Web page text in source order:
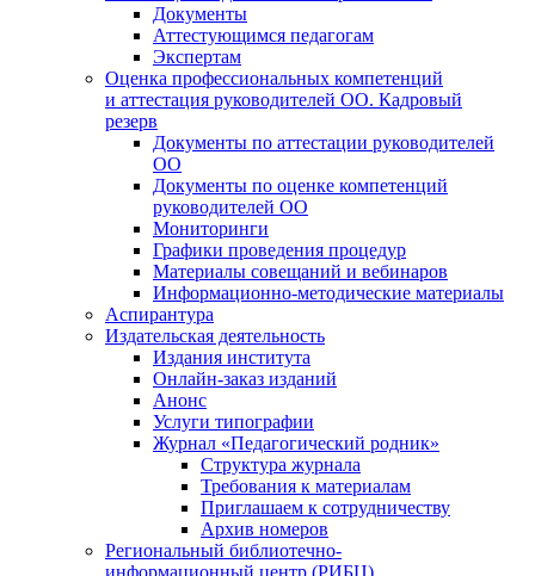
Документы
Аттестующимся педагогам
Экспертам
Оценка профессиональных компетенций
и аттестация руководителей ОО. Кадровый
резерв
Документы по аттестации руководителей
ОО
Документы по оценке компетенций
руководителей ОО
Мониторинги
Графики проведения процедур
Материалы совещаний и вебинаров
Информационно-методические материалы
Аспирантура
Издательская деятельность
Издания института
Онлайн-заказ изданий
Анонс
Услуги типографии
Журнал «Педагогический родник»
Структура журнала
Требования к материалам
Приглашаем к сотрудничеству
Архив номеров
Региональный библиотечно-
информационный центр (РИБЦ)